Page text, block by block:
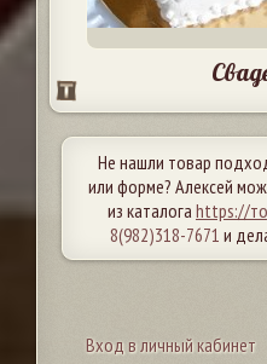
Не нашли товар
или форме? Алексей
из каталога https://
8(982)318-7671 и
Вход в личный кабинет